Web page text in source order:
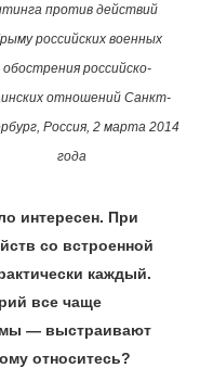
против действий
российских военных
обострения российско-
отношений Санкт-
Россия, 2 марта 2014
года
интересен. При
со встроенной
каждый.
все чаще
— выстраивают
относитесь?